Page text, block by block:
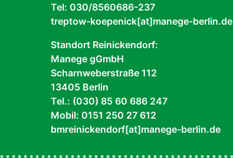
Tel: 030/8560686-237
treptow-koepenick[at]manege-berlin.de
Standort Reinickendorf:
Manege gGmbH
Scharnweberstraße 112
13405 Berlin
Tel.: (030) 85 60 686 247
Mobil: 0151 250 27 612
bmreinickendorf[at]manege-berlin.de